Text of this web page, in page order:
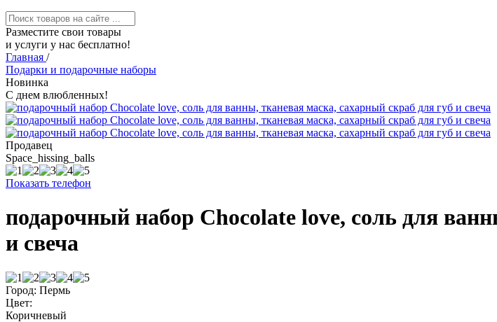
Разместите свои товары
и услуги у нас бесплатно!
Главная /
Подарки и подарочные наборы
Новинка
С днем влюбленных!
Продавец
Space_hissing_balls
Показать телефон
подарочный набор Chocolate love, соль для
и свеча
Город: Пермь
Цвет:
Коричневый